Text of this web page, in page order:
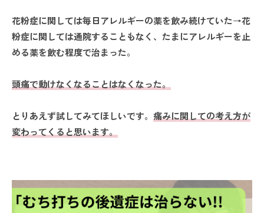
花粉症に関しては毎日アレルギーの薬を飲み続けていた→花
粉症に関しては通院することもなく、たまにアレルギーを止
める薬を飲む程度で治まった。
頭痛で動けなくなることはなくなった。
とりあえず試してみてほしいです。 痛みに関しての考え方が
変わってくると思います。